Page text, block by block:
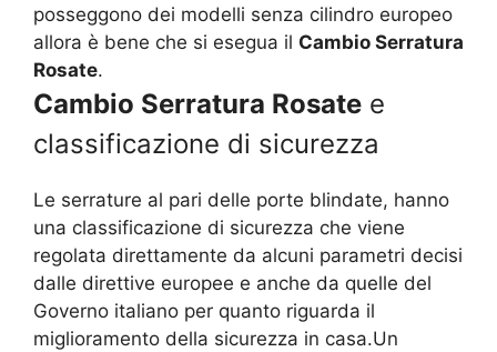
posseggono dei modelli senza cilindro europeo
allora è bene che si esegua il Cambio Serratura
Rosate.
Cambio Serratura Rosate e
classificazione di sicurezza
Le serrature al pari delle porte blindate, hanno
una classificazione di sicurezza che viene
regolata direttamente da alcuni parametri decisi
dalle direttive europee e anche da quelle del
Governo italiano per quanto riguarda il
miglioramento della sicurezza in casa.Un